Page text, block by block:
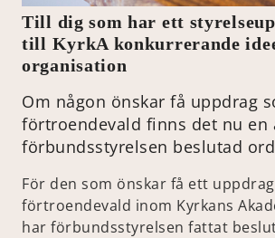
Till dig som har ett
till KyrkA konkurrerande
organisation
Om någon önskar få uppdrag
förtroendevald finns det nu en
förbundsstyrelsen beslutad
För den som önskar få ett
förtroendevald inom Kyrkans
har förbundsstyrelsen fattat